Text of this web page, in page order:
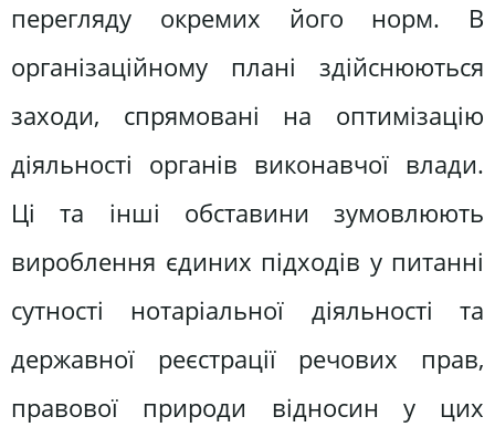
перегляду окремих його норм. В
організаційному плані здійснюються
заходи, спрямовані на оптимізацію
діяльності органів виконавчої влади.
Ці та інші обставини зумовлюють
вироблення єдиних підходів у питанні
сутності нотаріальної діяльності та
державної реєстрації речових прав,
правової природи відносин у цих